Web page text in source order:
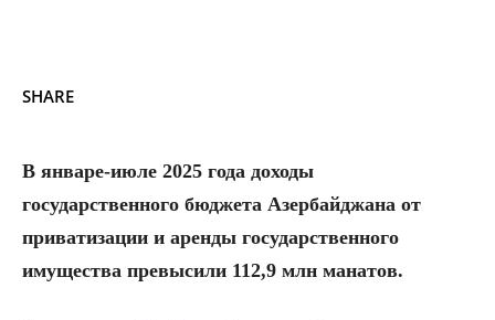
SHARE
В январе-июле 2025 года доходы
государственного бюджета Азербайджана от
приватизации и аренды государственного
имущества превысили 112,9 млн манатов.